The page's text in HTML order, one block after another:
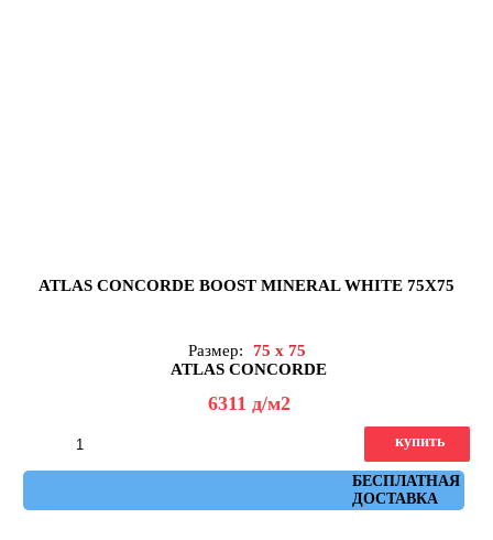
ATLAS CONCORDE BOOST MINERAL WHITE 75X75
Размер:
75 x 75
ATLAS CONCORDE
6311 д/м2
БЕСПЛАТНАЯ
ДОСТАВКА
купить